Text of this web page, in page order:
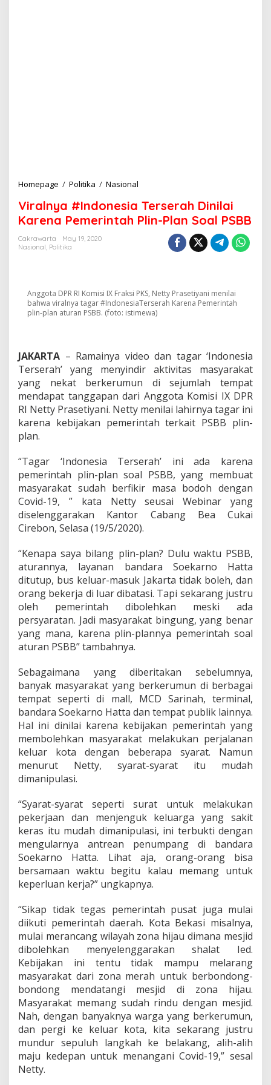
Homepage / Politika / Nasional
a
l
n
d
o
i
a
T
e
r
s
e
D
i
n
a
i
a
r
e
n
a
P
e
m
n
t
a
P
l
i
n
-
P
n
S
o
a
l
P
S
B
B
Viralnya #Indonesia Terserah Dinilai
Karena Pemerintah Plin-Plan Soal PSBB
Cakrawarta
May 19, 2020
Nasional, Politika
Anggota DPR RI Komisi IX Fraksi PKS, Netty Prasetiyani menilai
bahwa viralnya tagar #IndonesiaTerserah Karena Pemerintah
plin-plan aturan PSBB. (foto: istimewa)
JAKARTA – Ramainya video dan tagar ‘Indonesia
Terserah’ yang menyindir aktivitas masyarakat
yang nekat berkerumun di sejumlah tempat
mendapat tanggapan dari Anggota Komisi IX DPR
RI Netty Prasetiyani. Netty menilai lahirnya tagar ini
karena kebijakan pemerintah terkait PSBB plin-
plan.
“Tagar ‘Indonesia Terserah’ ini ada karena
pemerintah plin-plan soal PSBB, yang membuat
masyarakat sudah berfikir masa bodoh dengan
Covid-19, ” kata Netty seusai Webinar yang
diselenggarakan Kantor Cabang Bea Cukai
Cirebon, Selasa (19/5/2020).
“Kenapa saya bilang plin-plan? Dulu waktu PSBB,
aturannya, layanan bandara Soekarno Hatta
ditutup, bus keluar-masuk Jakarta tidak boleh, dan
orang bekerja di luar dibatasi. Tapi sekarang justru
oleh pemerintah dibolehkan meski ada
persyaratan. Jadi masyarakat bingung, yang benar
yang mana, karena plin-plannya pemerintah soal
aturan PSBB” tambahnya.
Sebagaimana yang diberitakan sebelumnya,
banyak masyarakat yang berkerumun di berbagai
tempat seperti di mall, MCD Sarinah, terminal,
bandara Soekarno Hatta dan tempat publik lainnya.
Hal ini dinilai karena kebijakan pemerintah yang
membolehkan masyarakat melakukan perjalanan
keluar kota dengan beberapa syarat. Namun
menurut Netty, syarat-syarat itu mudah
dimanipulasi.
“Syarat-syarat seperti surat untuk melakukan
pekerjaan dan menjenguk keluarga yang sakit
keras itu mudah dimanipulasi, ini terbukti dengan
mengularnya antrean penumpang di bandara
Soekarno Hatta. Lihat aja, orang-orang bisa
bersamaan waktu begitu kalau memang untuk
keperluan kerja?” ungkapnya.
“Sikap tidak tegas pemerintah pusat juga mulai
diikuti pemerintah daerah. Kota Bekasi misalnya,
mulai merancang wilayah zona hijau dimana mesjid
dibolehkan menyelenggarakan shalat Ied.
Kebijakan ini tentu tidak mampu melarang
masyarakat dari zona merah untuk berbondong-
bondong mendatangi mesjid di zona hijau.
Masyarakat memang sudah rindu dengan mesjid.
Nah, dengan banyaknya warga yang berkerumun,
dan pergi ke keluar kota, kita sekarang justru
mundur sepuluh langkah ke belakang, alih-alih
maju kedepan untuk menangani Covid-19,” sesal
Netty.